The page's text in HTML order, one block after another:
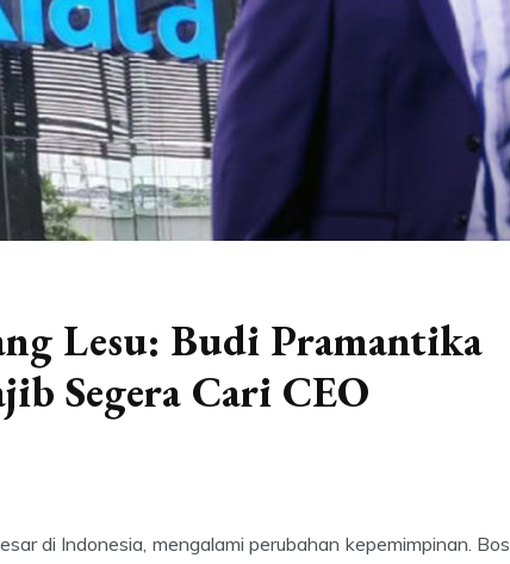
Lesu: Budi Pramantika
Segera Cari CEO
di Indonesia, mengalami perubahan kepemimpinan. Bos